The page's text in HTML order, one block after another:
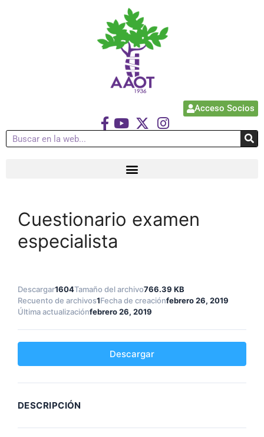
Acceso Socios
Cuestionario examen
especialista
Descargar1604Tamaño del archivo766.39 KB
Recuento de archivos1Fecha de creaciónfebrero 26, 2019
Última actualizaciónfebrero 26, 2019
Descargar
DESCRIPCIÓN